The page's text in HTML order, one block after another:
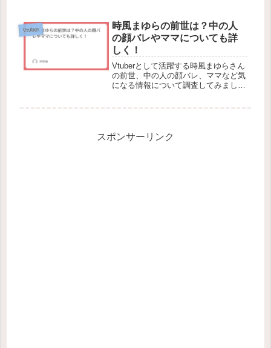
Vtuberさんです。活動名ですが、「天
瑠璃(ラピス)ちぇろ」さんの...
Vtuber
時風まゆらの前世は？中の人
の顔バレやママについても詳
しく！
Vtuberとして活躍する時風まゆらさん
の前世、中の人の顔バレ、ママなど気
になる情報について調査してみまし
スポンサーリンク